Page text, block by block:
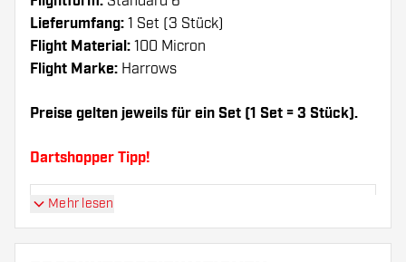
Lieferumfang: 1 Set (3 Stück)
Flight Material: 100 Micron
Flight Marke: Harrows
Preise gelten jeweils für ein Set (1 Set = 3 Stück).
Dartshopper Tipp!
Sorgen Sie für genügend Ersatz Flights und
Shafts. Diese können sich durch Gebrauch
Mehr lesen